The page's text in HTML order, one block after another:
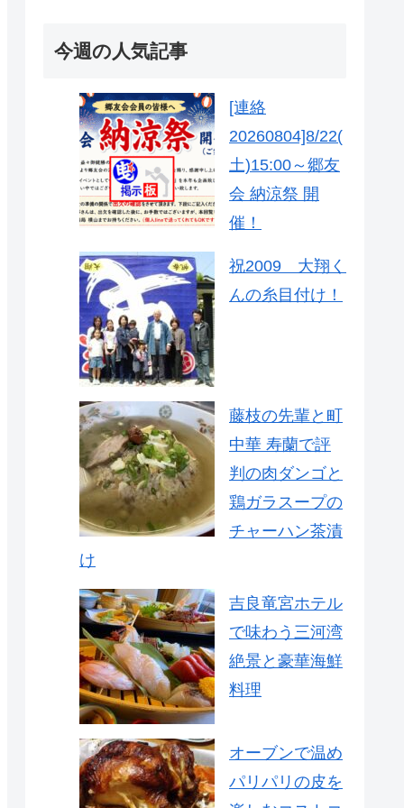
今週の人気記事
[連絡
20260804]8/22(
土)15:00～郷友
会 納涼祭 開
催！
祝2009 大翔く
んの糸目付け！
藤枝の先輩と町
中華 寿蘭で評
判の肉ダンゴと
鶏ガラスープの
チャーハン茶漬
け
吉良竜宮ホテル
で味わう三河湾
絶景と豪華海鮮
料理
オーブンで温め
パリパリの皮を